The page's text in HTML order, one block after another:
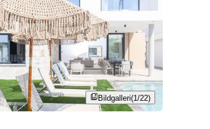
Bildgalleri(1/22)